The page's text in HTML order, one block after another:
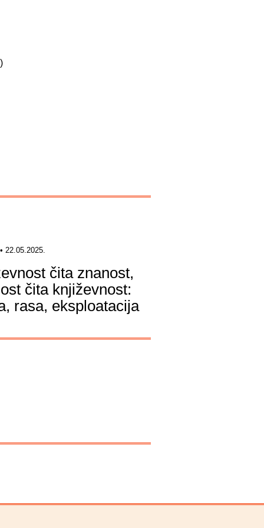
22.05.2025.
čita znanost,
čita književnost:
rasa, eksploatacija